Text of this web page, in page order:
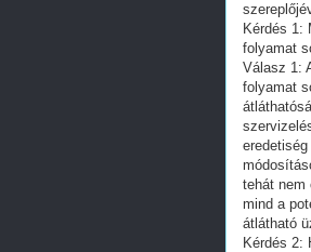
Kérdés 1:
folyamat
Válasz 1:
folyamat
tehát nem
mind a
átlátható
Kérdés 2: